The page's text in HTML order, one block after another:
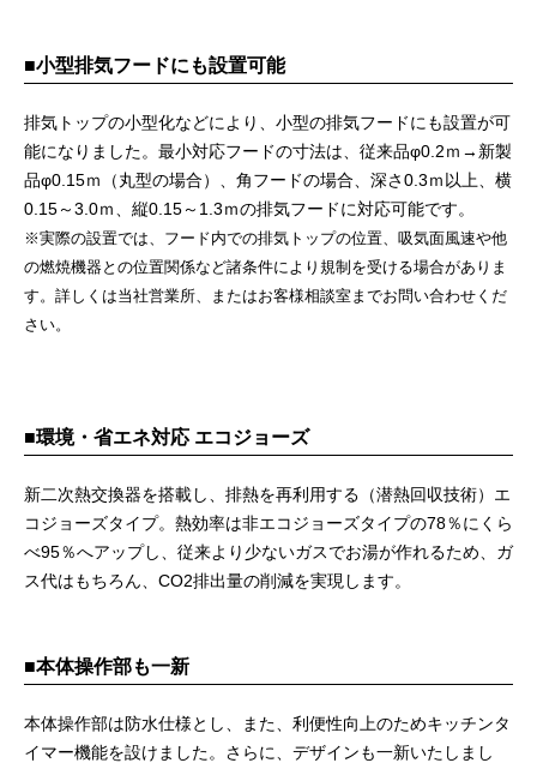
■小型排気フードにも設置可能
排気トップの小型化などにより、小型の排気フードにも設置が可
能になりました。最小対応フードの寸法は、従来品φ0.2ｍ→新製
品φ0.15ｍ（丸型の場合）、角フードの場合、深さ0.3ｍ以上、横
0.15～3.0ｍ、縦0.15～1.3ｍの排気フードに対応可能です。
※実際の設置では、フード内での排気トップの位置、吸気面風速や他
の燃焼機器との位置関係など諸条件により規制を受ける場合がありま
す。詳しくは当社営業所、またはお客様相談室までお問い合わせくだ
さい。
■環境・省エネ対応 エコジョーズ
新二次熱交換器を搭載し、排熱を再利用する（潜熱回収技術）エ
コジョーズタイプ。熱効率は非エコジョーズタイプの78％にくら
べ95％へアップし、従来より少ないガスでお湯が作れるため、ガ
ス代はもちろん、CO2排出量の削減を実現します。
■本体操作部も一新
本体操作部は防水仕様とし、また、利便性向上のためキッチンタ
イマー機能を設けました。さらに、デザインも一新いたしまし